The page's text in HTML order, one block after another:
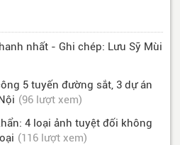
nhất - Ghi chép: Lưu Sỹ Mùi
5 tuyến đường sắt, 3 dự án
(96 lượt xem)
4 loại ảnh tuyệt đối không
(116 lượt xem)